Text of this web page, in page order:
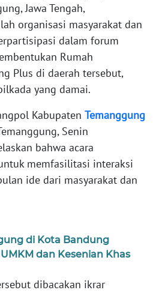
Jawa Tengah,
organisasi masyarakat dan
dalam forum
Rumah
Plus di daerah tersebut,
yang damai.
Kabupaten Temanggung
Senin
bahwa acara
memfasilitasi interaksi
ide dari masyarakat dan
di Kota Bandung
dan Kesenian Khas
dibacakan ikrar